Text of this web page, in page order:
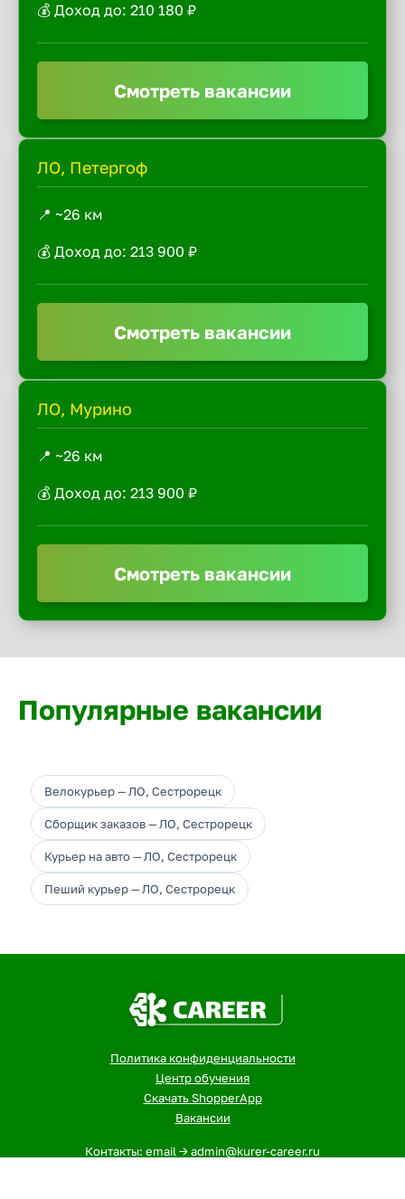
💰 Доход до: 210 180 ₽
Смотреть вакансии
ЛО, Петергоф
📍 ~26 км
💰 Доход до: 213 900 ₽
Смотреть вакансии
ЛО, Мурино
📍 ~26 км
💰 Доход до: 213 900 ₽
Смотреть вакансии
Популярные вакансии
Велокурьер — ЛО, Сестрорецк
Сборщик заказов — ЛО, Сестрорецк
Курьер на авто — ЛО, Сестрорецк
Пеший курьер — ЛО, Сестрорецк
Политика конфиденциальности
Центр обучения
Скачать ShopperApp
Вакансии
Контакты: email -> admin@kurer-career.ru